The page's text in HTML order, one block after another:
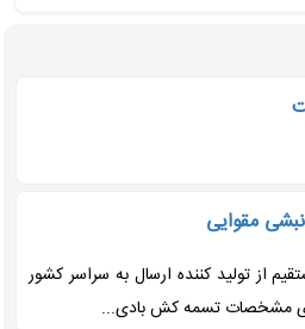
مقوایی
از تولید کننده ارسال به سراسر کشور
مشخصات تسمه کش بادی...